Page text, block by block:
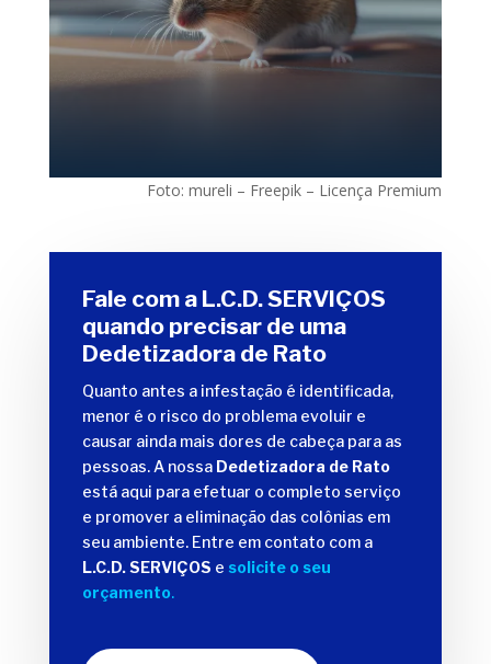
Fale com a L.C.D. SERVIÇOS
quando precisar de uma
Dedetizadora de Rato
Quanto antes a infestação é identificada,
menor é o risco do problema evoluir e
causar ainda mais dores de cabeça para as
pessoas. A nossa Dedetizadora de Rato
está aqui para efetuar o completo serviço
e promover a eliminação das colônias em
seu ambiente. Entre em contato com a
L.C.D. SERVIÇOS e solicite o seu
orçamento.
Foto: mureli – Freepik – Licença Premium